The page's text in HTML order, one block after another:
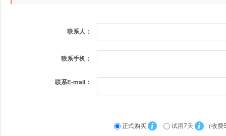
联系人：
联系手机：
联系E-mail：
正式购买 试用7天
（收费